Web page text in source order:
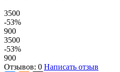
3500
-53%
900
3500
-53%
900
Отзывов: 0 Написать отзыв